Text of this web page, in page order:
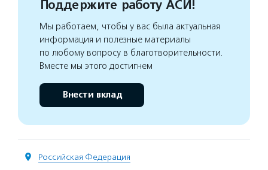
Поддержите работу АСИ!
Мы работаем, чтобы у вас была актуальная
информация и полезные материалы
по любому вопросу в благотворительности.
Вместе мы этого достигнем
Внести вклад
Российская Федерация